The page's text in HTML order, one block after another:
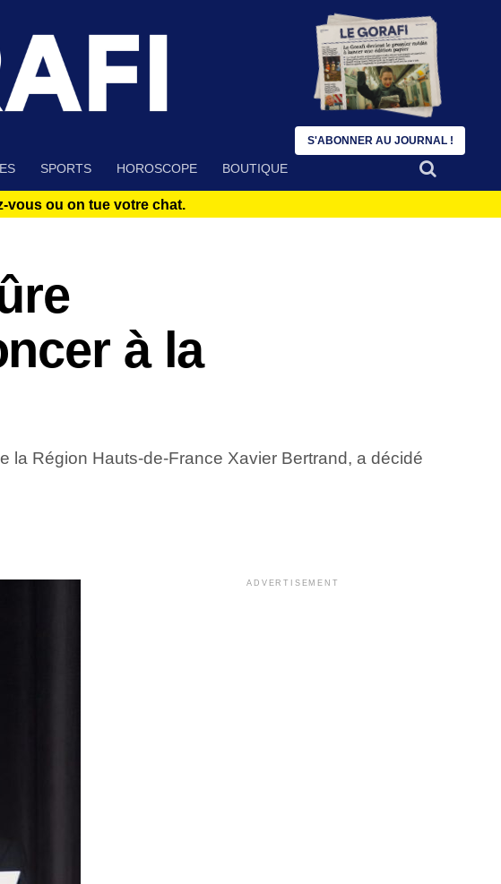
SPORTS HOROSCOPE BOUTIQUE
vous ou on tue votre chat.
à la
la Région Hauts-de-France Xavier Bertrand, a décidé
ADVERTISEMENT
S'ABONNER AU JOURNAL !